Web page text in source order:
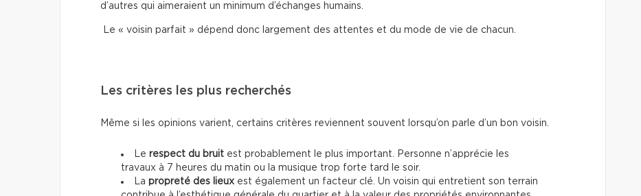
d’autres qui aimeraient un minimum d’échanges humains.
Le « voisin parfait » dépend donc largement des attentes et du mode de vie de chacun.
Les critères les plus recherchés
Même si les opinions varient, certains critères reviennent souvent lorsqu’on parle d’un bon voisin.
Le respect du bruit est probablement le plus important. Personne n’apprécie les
travaux à 7 heures du matin ou la musique trop forte tard le soir.
La propreté des lieux est également un facteur clé. Un voisin qui entretient son terrain